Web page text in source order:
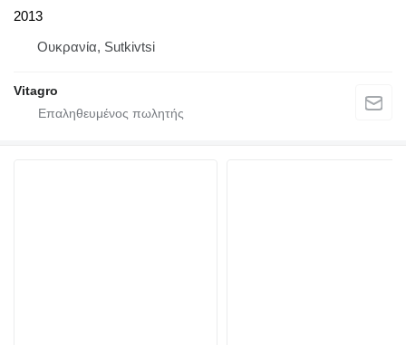
2013
Ουκρανία, Sutkivtsi
Vitagro